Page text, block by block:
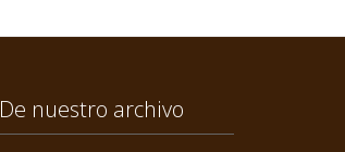
De nuestro archivo